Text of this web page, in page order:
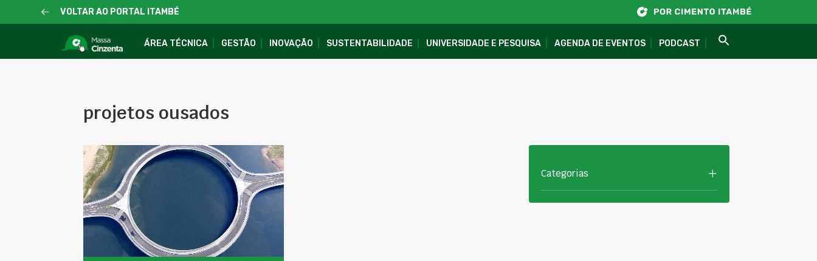
VOLTAR AO PORTAL ITAMBÉ
ÁREA TÉCNICA GESTÃO INOVAÇÃO SUSTENTABILIDADE UNIVERSIDADE E PESQUISA AGENDA DE EVENTOS PODCAST
projetos ousados
Categorias